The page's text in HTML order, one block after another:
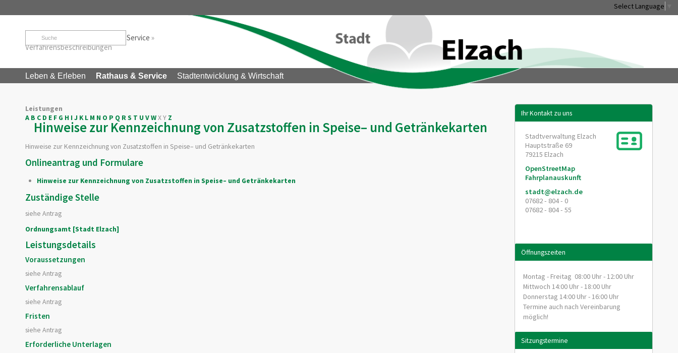
Select Language
Startseite Service »
Verfahrensbeschreibungen
Leben & Erleben Rathaus & Service Stadtentwicklung & Wirtschaft
Leistungen
A B C D E F G H I J K L M N O P Q RS T U VWXY Z
Hinweise zur Kennzeichnung von Zusatzstoffen in Speise– und Getränkekarten
Hinweise zur Kennzeichnung von Zusatzstoffen in Speise– und Getränkekarten
Onlineantrag und Formulare
Hinweise zur Kennzeichnung von Zusatzstoffen in Speise– und Getränkekarten
Zuständige Stelle
siehe Antrag
Ordnungsamt [Stadt Elzach]
Leistungsdetails
Voraussetzungen
siehe Antrag
Verfahrensablauf
siehe Antrag
Fristen
siehe Antrag
Erforderliche Unterlagen
Ihr Kontakt zu uns
Stadtverwaltung Elzach
Hauptstraße 69
79215 Elzach
OpenStreetMap
Fahrplanauskunft
stadt@elzach.de
07682 - 804 - 0
07682 - 804 - 55
Öffnungszeiten
Montag - Freitag 08:00 Uhr - 12:00 Uhr
Mittwoch 14:00 Uhr - 18:00 Uhr
Donnerstag 14:00 Uhr - 16:00 Uhr
Termine auch nach Vereinbarung
möglich!
Sitzungstermine